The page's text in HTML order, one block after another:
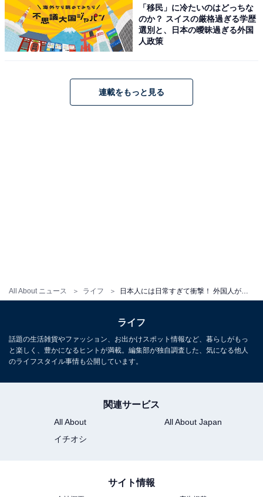
All About ニュース ライフ 日本人には日常すぎて衝撃！ 外国人が「最高に素晴らしい！」と称賛する日本のいいところ厳選3
物乞いフリーの「街並み」
機会はほとんどありません。
しかしヨーロッパでは一転して、どこの国でもこうした
行為を日常的に目にします。
伴って現れたり、身体障害を前面に押し出して憐憫（れ
んびん）を誘ったりするのが一般的です。
る車の窓から手を差し込んできたりと、日本人なら怯ん
「移民」に冷たいのはどっちな
のか？ スイスの厳格過ぎる学歴
選別と、日本の曖昧過ぎる外国
人政策
連載をもっと見る
ライフ
話題の生活雑貨やファッション、お出かけスポット情報など、暮らしがもっ
と楽しく、豊かになるヒントが満載。編集部が独自調査した、気になる他人
のライフスタイル事情も公開しています。
関連サービス
All About
All About Japan
イチオシ
サイト情報